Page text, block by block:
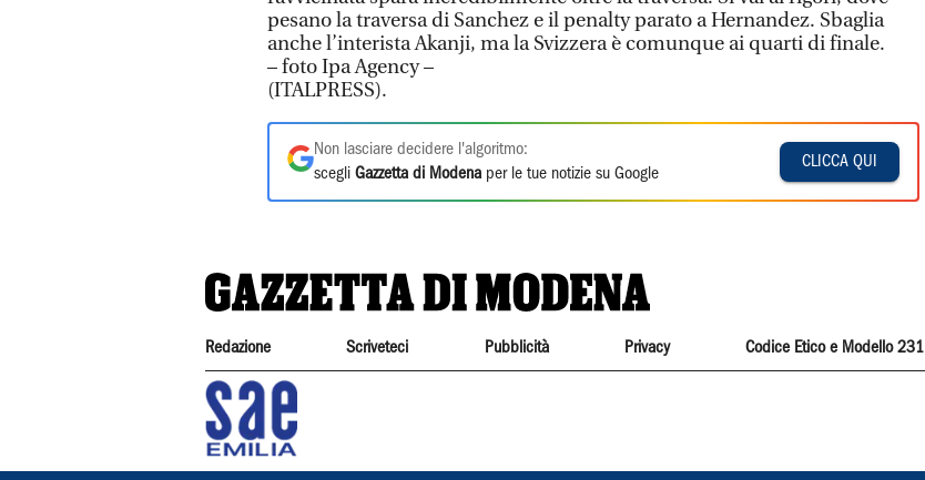
pesano la traversa di Sanchez e il penalty parato a Hernandez. Sbaglia
anche l’interista Akanji, ma la Svizzera è comunque ai quarti di finale.
– foto Ipa Agency –
(ITALPRESS).
Non lasciare decidere l'algoritmo:
scegli Gazzetta di Modena per le tue notizie su Google
CLICCA QUI
Redazione Scriveteci Pubblicità Privacy Codice Etico e Modello 231